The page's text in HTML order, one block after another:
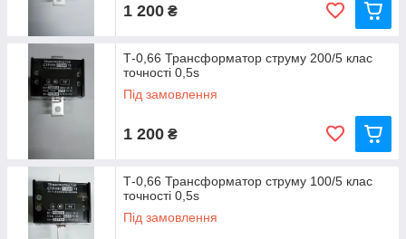
1 200 ₴
Т-0,66 Трансформатор струму 200/5 клас
точності 0,5s
Під замовлення
1 200 ₴
Т-0,66 Трансформатор струму 100/5 клас
точності 0,5s
Під замовлення